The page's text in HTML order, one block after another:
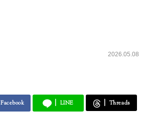
2026.05.08
Facebook LINE Threads